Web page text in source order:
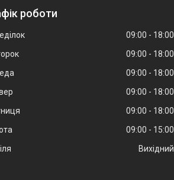
роботи
09:00
18:00
09:00
18:00
09:00
18:00
09:00
18:00
09:00
18:00
09:00
15:00
Вихідний